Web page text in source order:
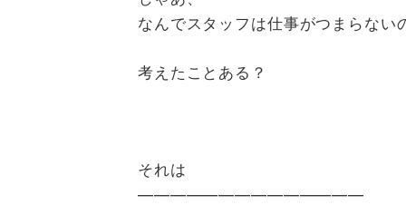
なんでスタッフは仕事がつまらない
考えたことある？
それは
――――――――――――――